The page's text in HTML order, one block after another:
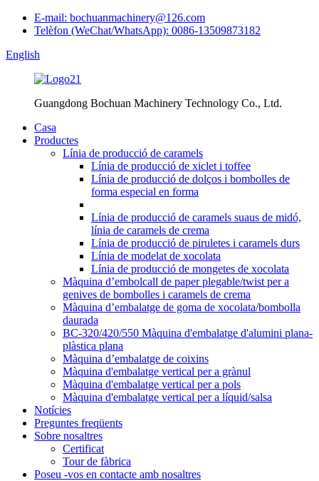
E-mail: bochuanmachinery@126.com
Telèfon (WeChat/WhatsApp): 0086-13509873182
English
Guangdong Bochuan Machinery Technology Co., Ltd.
Casa
Productes
Línia de producció de caramels
Línia de producció de xiclet i toffee
Línia de producció de dolços i bombolles de
forma especial en forma
Línia de producció de caramels suaus de midó,
línia de caramels de crema
Línia de producció de piruletes i caramels durs
Línia de modelat de xocolata
Línia de producció de mongetes de xocolata
Màquina d’embolcall de paper plegable/twist per a
genives de bombolles i caramels de crema
Màquina d’embalatge de goma de xocolata/bombolla
daurada
BC-320/420/550 Màquina d'embalatge d'alumini plana-
plàstica plana
Màquina d’embalatge de coixins
Màquina d'embalatge vertical per a grànul
Màquina d'embalatge vertical per a pols
Màquina d'embalatge vertical per a líquid/salsa
Notícies
Preguntes freqüents
Sobre nosaltres
Certificat
Tour de fàbrica
Poseu -vos en contacte amb nosaltres